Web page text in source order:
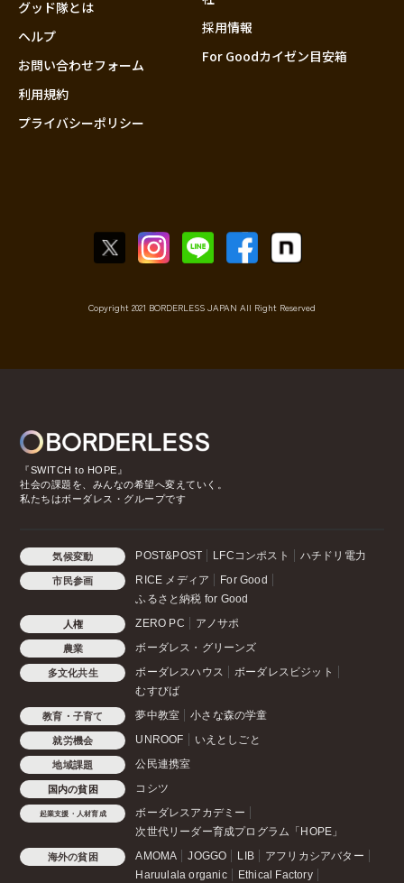
グッド隊とは
ヘルプ
お問い合わせフォーム
利用規約
プライバシーポリシー
採用情報
For Goodカイゼン目安箱
Copyright 2021 BORDERLESS JAPAN All Right Reserved
『SWITCH to HOPE』
社会の課題を、みんなの希望へ変えていく。
私たちはボーダレス・グループです
気候変動 POST&POST LFCコンポスト ハチドリ電力
市民参画 RICE メディア
For Good
ふるさと納税 for Good
人権 ZERO PC アノサポ
農業 ボーダレス・グリーンズ
多文化共生 ボーダレスハウス
ボーダレスビジット
むすびば
教育・子育て 夢中教室 小さな森の学童
就労機会 UNROOF いえとしごと
地域課題 公民連携室
国内の貧困 コシツ
起業支援・人材育成
ボーダレスアカデミー
次世代リーダー育成プログラム「HOPE」
海外の貧困 AMOMA JOGGO LIB
アフリカシアバター
Haruulala organic
Ethical Factory